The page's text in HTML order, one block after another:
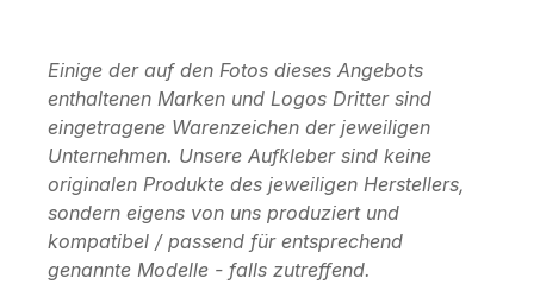
Einige der auf den Fotos dieses Angebots
enthaltenen Marken und Logos Dritter sind
eingetragene Warenzeichen der jeweiligen
Unternehmen. Unsere Aufkleber sind keine
originalen Produkte des jeweiligen Herstellers,
sondern eigens von uns produziert und
kompatibel / passend für entsprechend
genannte Modelle - falls zutreffend.